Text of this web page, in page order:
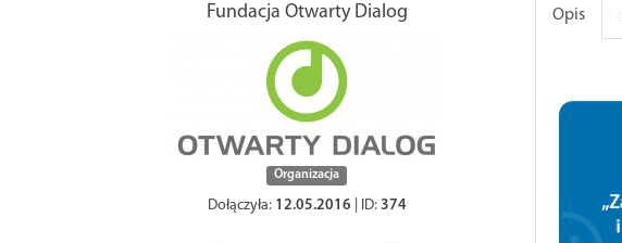
Fundacja Otwarty Dialog
Organizacja
Dołączyła: 12.05.2016 | ID: 374
Opis